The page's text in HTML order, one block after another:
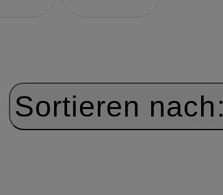
Sortieren nach: